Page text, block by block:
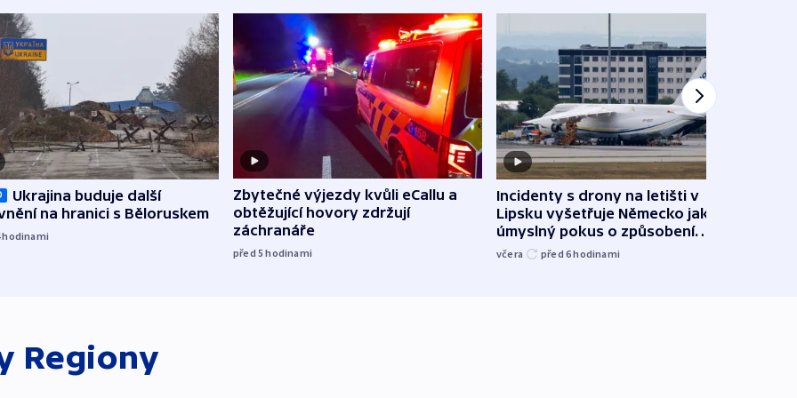
Ukrajina buduje další
na hranici s Běloruskem
hodinami
Zbytečné výjezdy kvůli eCallu a
obtěžující hovory zdržují
záchranáře
před 5hodinami
Incidenty s drony na letišti v
Lipsku vyšetřuje Německo jako
úmyslný pokus o způsobení
exploze
včera před 6hodinami
Regiony